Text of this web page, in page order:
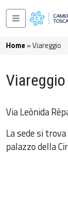
Salta al
Briciole di
Home Viareggio
Viareggio
Via Leònida
La sede si
palazzo della